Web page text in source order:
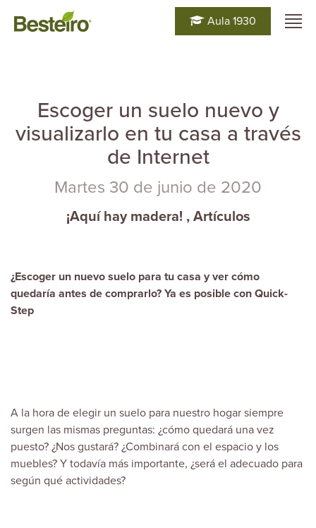
Aula 1930
Escoger un suelo nuevo y
visualizarlo en tu casa a través
de Internet
Martes 30 de junio de 2020
¡Aquí hay madera! , Artículos
¿Escoger un nuevo suelo para tu casa y ver cómo
quedaría antes de comprarlo? Ya es posible con Quick-
Step
A la hora de elegir un suelo para nuestro hogar siempre
surgen las mismas preguntas: ¿cómo quedará una vez
puesto? ¿Nos gustará? ¿Combinará con el espacio y los
muebles? Y todavía más importante, ¿será el adecuado para
según qué actividades?